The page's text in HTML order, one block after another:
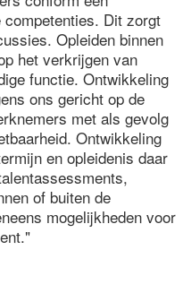
Dit zorgt
Opleiden binnen
het verkrijgen van
functie. Ontwikkeling
ons gericht op de
met als gevolg
Ontwikkeling
en opleidenis daar
of buiten de
mogelijkheden voor